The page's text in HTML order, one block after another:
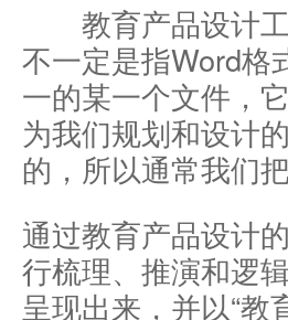
教育产品设计工
不一定是指Word格
一的某一个文件，
为我们规划和设计
的，所以通常我们
通过教育产品设计
行梳理、推演和逻
呈现出来，并以“教